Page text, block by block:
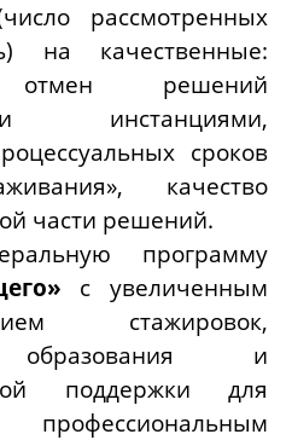
рассмотренных
на качественные:
отмен решений
инстанциями,
сроков
качество
части решений.
программу
с увеличенным
стажировок,
образования и
поддержки для